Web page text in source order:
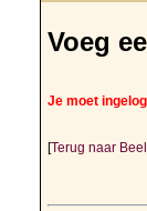
Voeg
Je moet
[Terug naar